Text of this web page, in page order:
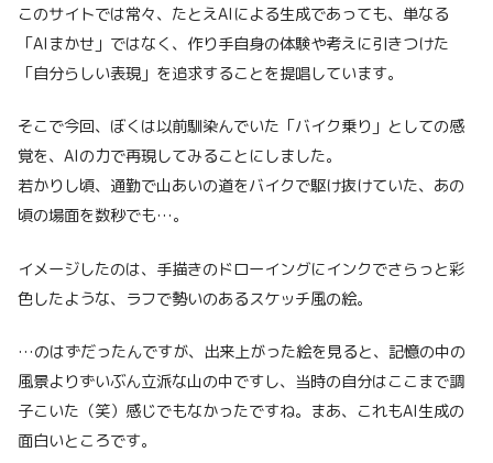
このサイトでは常々、たとえAIによる生成であっても、単なる
「AIまかせ」ではなく、作り手自身の体験や考えに引きつけた
「自分らしい表現」を追求することを提唱しています。
そこで今回、ぼくは以前馴染んでいた「バイク乗り」としての感
覚を、AIの力で再現してみることにしました。
若かりし頃、通勤で山あいの道をバイクで駆け抜けていた、あの
頃の場面を数秒でも…。
イメージしたのは、手描きのドローイングにインクでさらっと彩
色したような、ラフで勢いのあるスケッチ風の絵。
…のはずだったんですが、出来上がった絵を見ると、記憶の中の
風景よりずいぶん立派な山の中ですし、当時の自分はここまで調
子こいた（笑）感じでもなかったですね。まあ、これもAI生成の
面白いところです。